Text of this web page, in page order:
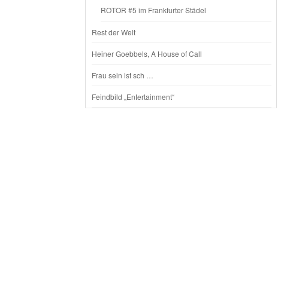
ROTOR #5 im Frankfurter Städel
Rest der Welt
Heiner Goebbels, A House of Call
Frau sein ist sch …
Feindbild „Entertainment“